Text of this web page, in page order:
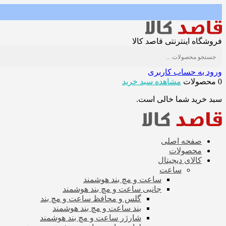
فروشگاه اینترنتی قاصد کالا
ورود به حساب کاربری
0 محصولات
مشاهده سبد خرید
سبد خرید شما خالی است.
صفحه اصلی
محصولات
کالای دیجیتال
ساعت
ساعت و مچ بند هوشمند
جانبی ساعت و مچ بند هوشمند
گلس و محافظ ساعت و مچ بند
بند ساعت و مچ بند هوشمند
شارژر ساعت و مچ بند هوشمند